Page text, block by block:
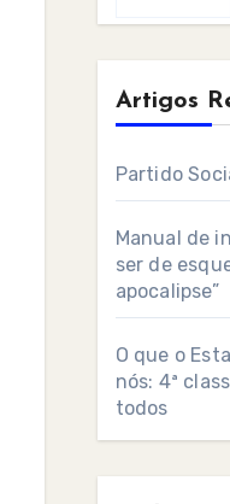
Artigos
Partido
Manual de
ser de
apocalipse”
O que o
nós: 4ª
todos